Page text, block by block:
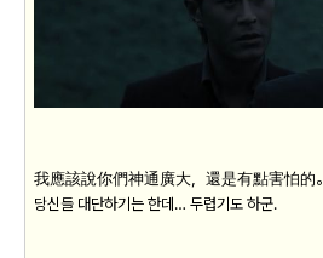
我應該說你們神通廣大，還是有點害怕的。
당신들 대단하기는 한데… 두렵기도 하군.